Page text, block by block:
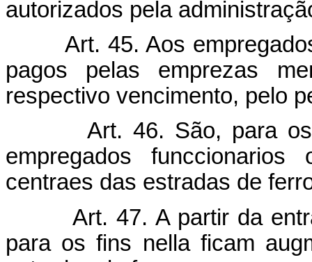
autorizados pela
Art. 45. Aos
pagos pelas emprezas
respectivo vencimento, pelo
Art. 46. São, para
empregados
centraes das estradas de
Art. 47. A partir da
para os fins nella ficam